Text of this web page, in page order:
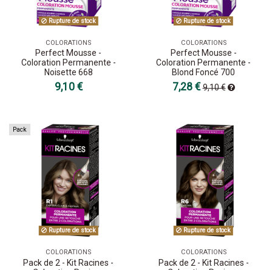
Rupture de stock
COLORATIONS
Perfect Mousse -
Coloration Permanente -
Noisette 668
9,10 €
Rupture de stock
COLORATIONS
Perfect Mousse -
Coloration Permanente -
Blond Foncé 700
7,28 €9,10 €
Pack
Rupture de stock
COLORATIONS
Pack de 2 - Kit Racines -
Rupture de stock
COLORATIONS
Pack de 2 - Kit Racines -